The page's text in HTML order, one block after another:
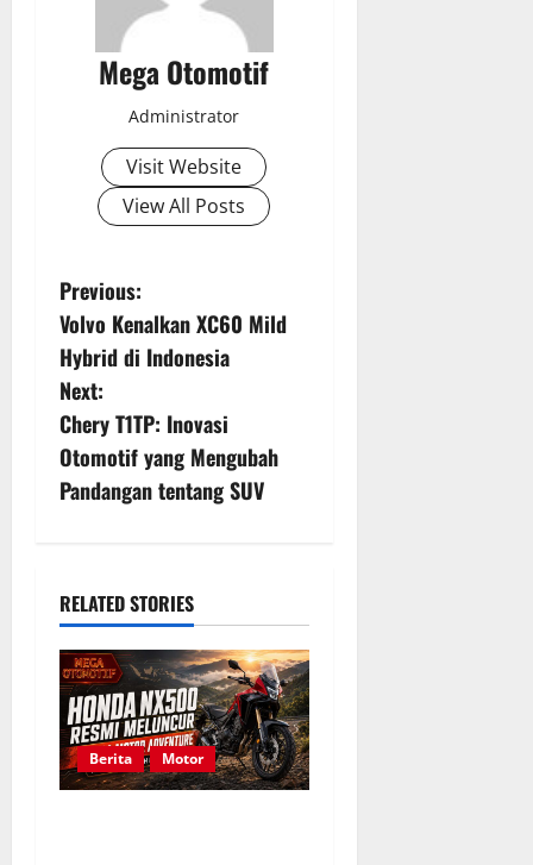
Mega Otomotif
Administrator
Visit Website
View All Posts
P
o
s
t
n
v
i
g
a
t
Previous:
Volvo Kenalkan XC60 Mild
Hybrid di Indonesia
Next:
Chery T1TP: Inovasi
Otomotif yang Mengubah
Pandangan tentang SUV
RELATED STORIES
Berita Motor